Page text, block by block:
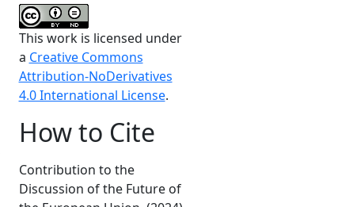
This work is licensed under
a Creative Commons
Attribution-NoDerivatives
4.0 International License.
How to Cite
Contribution to the
Discussion of the Future of